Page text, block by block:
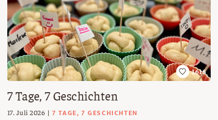
1618
7 Tage, 7 Geschichten
17. Juli 2026 7 TAGE, 7 GESCHICHTEN